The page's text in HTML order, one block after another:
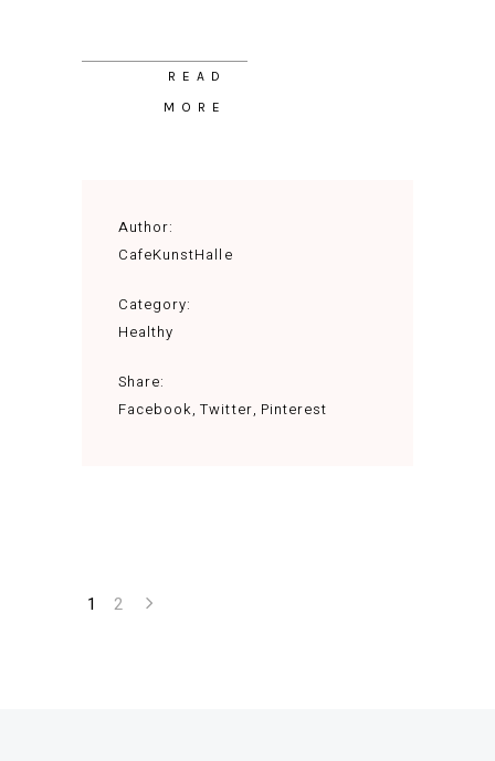
READ
MORE
Author:
CafeKunstHalle
Category:
Healthy
Share:
Facebook Twitter Pinterest
1 2